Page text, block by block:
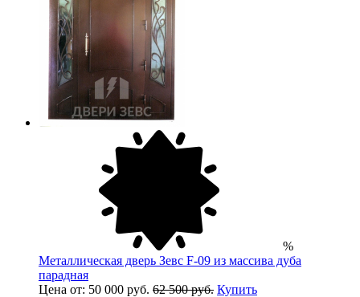
%
Металлическая дверь Зевс F-09 из массива дуба
парадная
Цена от: 50 000 руб. 62 500 руб. Купить